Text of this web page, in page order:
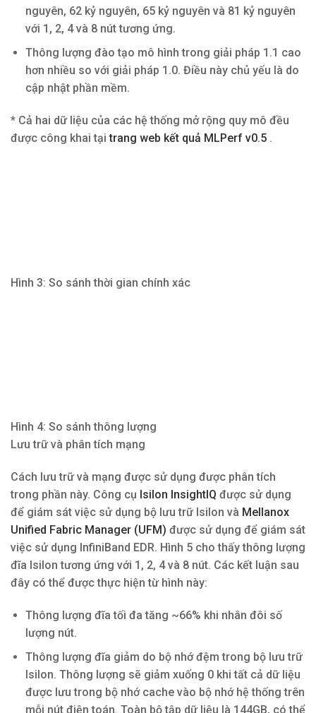
nguyên, 62 kỷ nguyên, 65 kỷ nguyên và 81 kỷ nguyên
với 1, 2, 4 và 8 nút tương ứng.
Thông lượng đào tạo mô hình trong giải pháp 1.1 cao
hơn nhiều so với giải pháp 1.0. Điều này chủ yếu là do
cập nhật phần mềm.
* Cả hai dữ liệu của các hệ thống mở rộng quy mô đều
được công khai tại trang web kết quả MLPerf v0.5 .
Hình 3: So sánh thời gian chính xác
Hình 4: So sánh thông lượng
Lưu trữ và phân tích mạng
Cách lưu trữ và mạng được sử dụng được phân tích
trong phần này. Công cụ Isilon InsightIQ được sử dụng
để giám sát việc sử dụng bộ lưu trữ Isilon và Mellanox
Unified Fabric Manager (UFM) được sử dụng để giám sát
việc sử dụng InfiniBand EDR. Hình 5 cho thấy thông lượng
đĩa Isilon tương ứng với 1, 2, 4 và 8 nút. Các kết luận sau
đây có thể được thực hiện từ hình này:
Thông lượng đĩa tối đa tăng ~66% khi nhân đôi số
lượng nút.
Thông lượng đĩa giảm do bộ nhớ đệm trong bộ lưu trữ
Isilon. Thông lượng sẽ giảm xuống 0 khi tất cả dữ liệu
được lưu trong bộ nhớ cache vào bộ nhớ hệ thống trên
mỗi nút điện toán. Toàn bộ tập dữ liệu là 144GB, có thể